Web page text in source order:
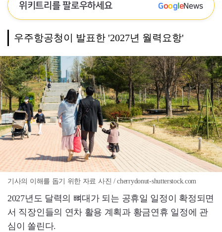
위키트리를 팔로우하세요 GoogleNews
우주항공청이 발표한 '2027년 월력요항'
기사의 이해를 돕기 위한 자료 사진 / cherrydonut-shutterstock.com
2027년도 달력의 뼈대가 되는 공휴일 일정이 확정되면
서 직장인들의 연차 활용 계획과 황금연휴 일정에 관
심이 쏠린다.